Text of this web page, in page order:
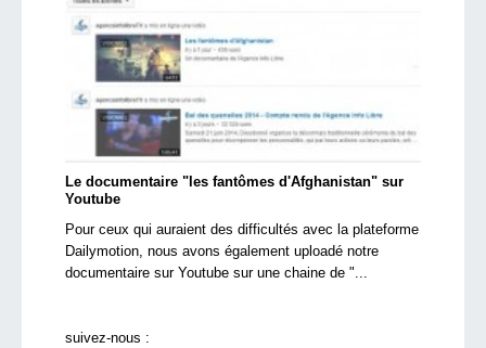
Le documentaire "les fantômes d'Afghanistan" sur
Youtube
Pour ceux qui auraient des difficultés avec la plateforme
Dailymotion, nous avons également uploadé notre
documentaire sur Youtube sur une chaine de "...
suivez-nous :